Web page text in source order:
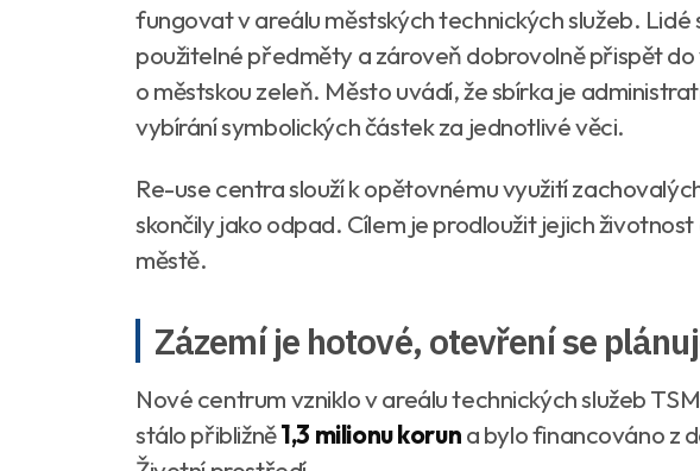
fungovat v areálu městských technických služeb.
použitelné předměty a zároveň dobrovolně přispět
o městskou zeleň. Město uvádí, že sbírka je
vybírání symbolických částek za jednotlivé věci.
Re-use centra slouží k opětovnému využití
skončily jako odpad. Cílem je prodloužit jejich
městě.
Zázemí je hotové, otevření se
Nové centrum vzniklo v areálu technických služeb
stálo přibližně1,3 milionu koruna bylo financováno z